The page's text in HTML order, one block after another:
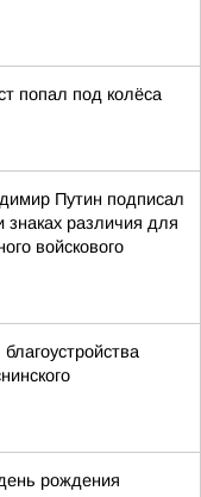
попал под колёса
Путин подписал
различия для
войскового
рождения